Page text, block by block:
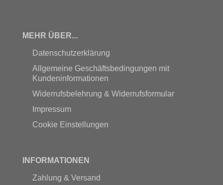
MEHR ÜBER...
Datenschutzerklärung
Allgemeine Geschäftsbedingungen mit
Kundeninformationen
Widerrufsbelehrung & Widerrufsformular
Impressum
Cookie Einstellungen
INFORMATIONEN
Zahlung & Versand